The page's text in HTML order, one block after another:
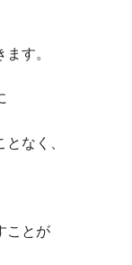
す。
なく、
ことが